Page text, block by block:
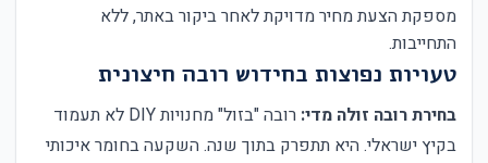
מספקת הצעת מחיר מדויקת לאחר ביקור באתר, ללא
התחייבות.
טעויות נפוצות בחידוש רובה חיצונית
בחירת רובה זולה מדי:
רובה "בזול" מחנויות DIY לא תעמוד
בקיץ ישראלי. היא תתפרק בתוך שנה. השקעה בחומר איכותי